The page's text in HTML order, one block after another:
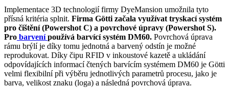
Implementace 3D technologií firmy DyeMansion umožnila tyto
přísná kritéria splnit. Firma Götti začala využívat tryskací systém
pro čištění (Powershot C) a povrchové úpravy (Powershot S).
Pro barvenípoužívá barvící systém DM60. Povrchová úprava
rámu brýlí je díky tomu jednotná a barvený odstín je možné
reprodukovat. Díky čipu RFID v inkoustové kazetě a ukládání
odpovídajících informací čtených barvícím systémem DM60 je Götti
velmi flexibilní při výběru jednotlivých parametrů procesu, jako je
barva, velikost znaku (loga) a následná povrchová úprava.